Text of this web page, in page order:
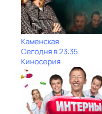
Каменская
Сегодня в 23:35
Киносерия